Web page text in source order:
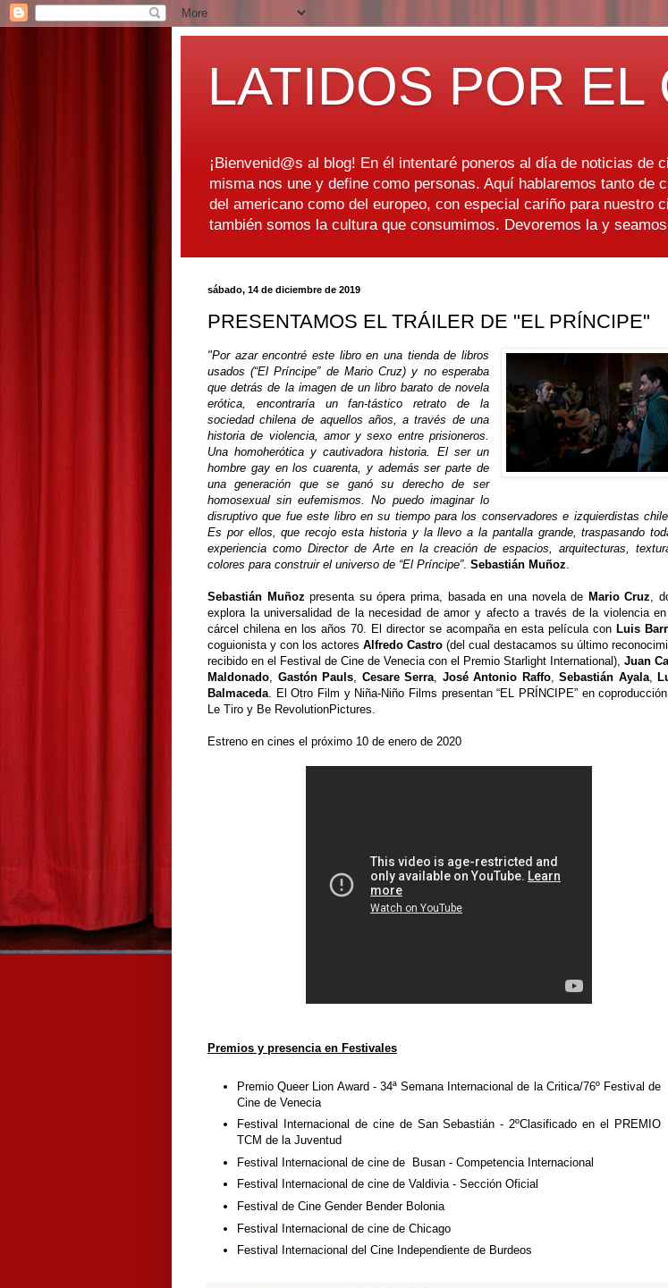
LATIDOS POR EL
¡Bienvenid@s al blog! En él intentaré poneros al día de noticias
misma nos une y define como personas. Aquí hablaremos tanto de
del americano como del europeo, con especial cariño para nuestro
también somos la cultura que consumimos. Devoremos la y
sábado, 14 de diciembre de 2019
PRESENTAMOS EL TRÁILER DE "EL PRÍNCIPE"
"Por azar encontré este libro en una tienda de libros
usados (“El Príncipe” de Mario Cruz) y no esperaba
que detrás de la imagen de un libro barato de novela
erótica, encontraría un fan-tástico retrato de la
sociedad chilena de aquellos años, a través de una
historia de violencia, amor y sexo entre prisioneros.
Una homoherótica y cautivadora historia. El ser un
hombre gay en los cuarenta, y además ser parte de
una generación que se ganó su derecho de ser
homosexual sin eufemismos. No puedo imaginar lo
disruptivo que fue este libro en su tiempo para los conservadores e izquierdistas
Es por ellos, que recojo esta historia y la llevo a la pantalla grande, traspasando
experiencia como Director de Arte en la creación de espacios, arquitecturas,
colores para construir el universo de “El Príncipe”. Sebastián Muñoz.
Sebastián Muñoz presenta su ópera prima, basada en una novela de Mario Cruz,
explora la universalidad de la necesidad de amor y afecto a través de la violencia
cárcel chilena en los años 70. El director se acompaña en esta película con Luis
coguionista y con los actores Alfredo Castro (del cual destacamos su último
recibido en el Festival de Cine de Venecia con el Premio Starlight International), Juan
Maldonado, Gastón Pauls, Cesare Serra, José Antonio Raffo, Sebastián Ayala,
Balmaceda. El Otro Film y Niña-Niño Films presentan “EL PRÍNCIPE” en
Le Tiro y Be RevolutionPictures.
Estreno en cines el próximo 10 de enero de 2020
Premios y presencia en Festivales
Premio Queer Lion Award - 34ª Semana Internacional de la Critica/76º Festival de
Cine de Venecia
Festival Internacional de cine de San Sebastián - 2ºClasificado en el PREMIO
TCM de la Juventud
Festival Internacional de cine de Busan - Competencia Internacional
Festival Internacional de cine de Valdivia - Sección Oficial
Festival de Cine Gender Bender Bolonia
Festival Internacional de cine de Chicago
Festival Internacional del Cine Independiente de Burdeos